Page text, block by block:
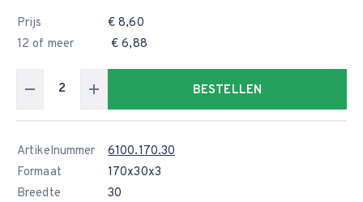
Prijs
€ 8,60
12 of meer
€ 6,88
BESTELLEN
Artikelnummer
6100.170.30
Formaat
170x30x3
Breedte
30